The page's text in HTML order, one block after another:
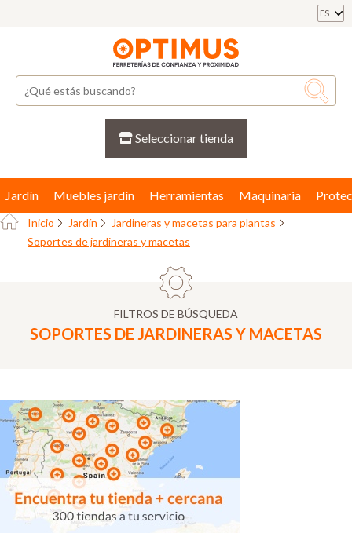
ES
Seleccionar tienda
Jardín Muebles jardín Herramientas Maquinaria
Inicio Jardín
Jardineras y macetas para plantas
Soportes de jardineras y macetas
FILTROS DE BÚSQUEDA
SOPORTES DE JARDINERAS Y MACETAS